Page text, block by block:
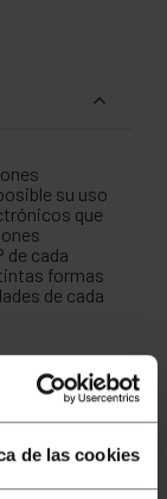
de las cookies
su uso
que
de cada
formas
de cada
Ideal